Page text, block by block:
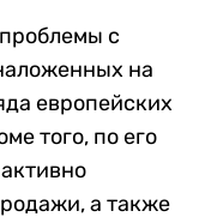
с
на
европейских
того, по его
а также